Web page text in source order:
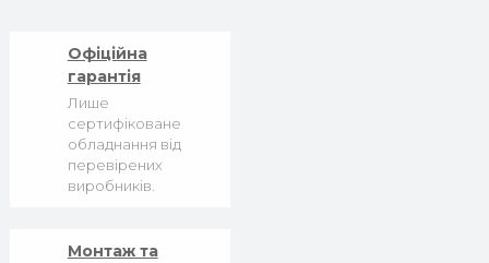
Офіційна
гарантія
Лише
сертифіковане
обладнання від
перевірених
виробників.
Монтаж та